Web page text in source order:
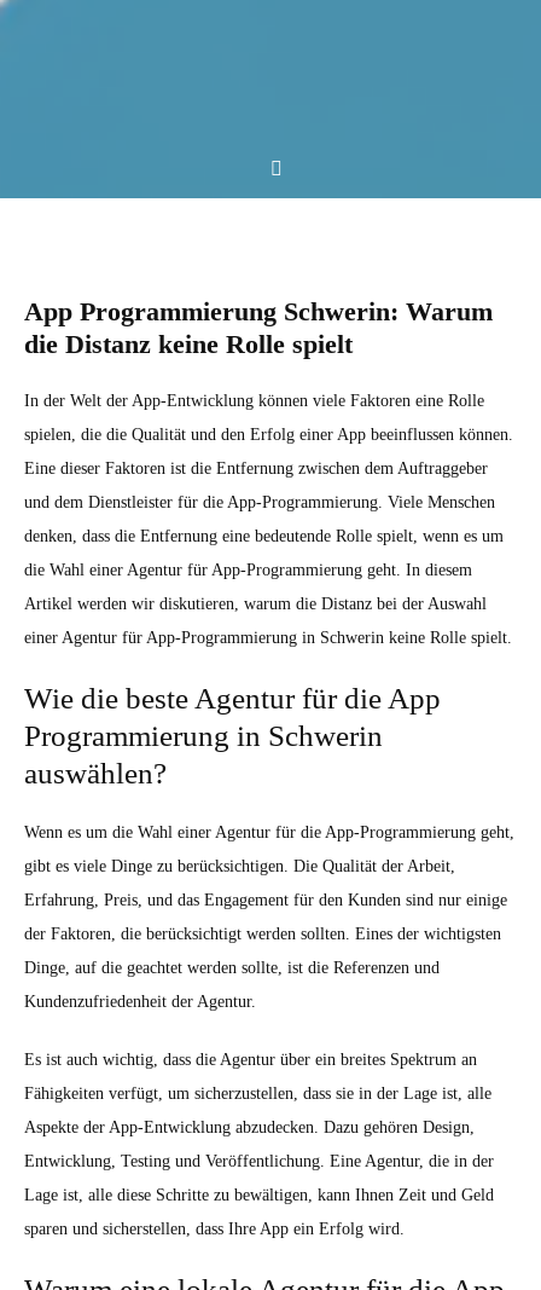
App Programmierung Schwerin: Warum
die Distanz keine Rolle spielt
In der Welt der App-Entwicklung können viele Faktoren eine Rolle
spielen, die die Qualität und den Erfolg einer App beeinflussen können.
Eine dieser Faktoren ist die Entfernung zwischen dem Auftraggeber
und dem Dienstleister für die App-Programmierung. Viele Menschen
denken, dass die Entfernung eine bedeutende Rolle spielt, wenn es um
die Wahl einer Agentur für App-Programmierung geht. In diesem
Artikel werden wir diskutieren, warum die Distanz bei der Auswahl
einer Agentur für App-Programmierung in Schwerin keine Rolle spielt.
Wie die beste Agentur für die App
Programmierung in Schwerin
auswählen?
Wenn es um die Wahl einer Agentur für die App-Programmierung geht,
gibt es viele Dinge zu berücksichtigen. Die Qualität der Arbeit,
Erfahrung, Preis, und das Engagement für den Kunden sind nur einige
der Faktoren, die berücksichtigt werden sollten. Eines der wichtigsten
Dinge, auf die geachtet werden sollte, ist die Referenzen und
Kundenzufriedenheit der Agentur.
Es ist auch wichtig, dass die Agentur über ein breites Spektrum an
Fähigkeiten verfügt, um sicherzustellen, dass sie in der Lage ist, alle
Aspekte der App-Entwicklung abzudecken. Dazu gehören Design,
Entwicklung, Testing und Veröffentlichung. Eine Agentur, die in der
Lage ist, alle diese Schritte zu bewältigen, kann Ihnen Zeit und Geld
sparen und sicherstellen, dass Ihre App ein Erfolg wird.